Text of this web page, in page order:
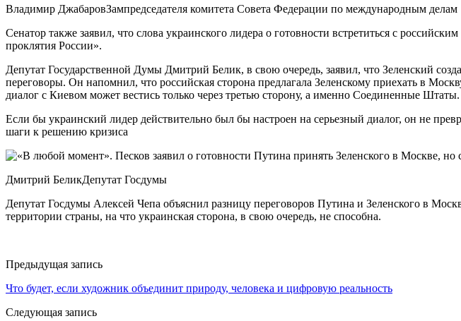
Владимир ДжабаровЗампредседателя комитета Совета Федерации по международным делам
Сенатор также заявил, что слова украинского лидера о готовности встретиться с
проклятия России».
Депутат Государственной Думы Дмитрий Белик, в свою очередь, заявил, что Зеленский
переговоры. Он напомнил, что российская сторона предлагала Зеленскому приехать в
диалог с Киевом может вестись только через третью сторону, а именно Соединенные Штаты.
Если бы украинский лидер действительно был бы настроен на серьезный диалог, он не
шаги к решению кризиса
Дмитрий БеликДепутат Госдумы
Депутат Госдумы Алексей Чепа объяснил разницу переговоров Путина и Зеленского в
территории страны, на что украинская сторона, в свою очередь, не способна.
Предыдущая запись
Что будет, если художник объединит природу, человека и цифровую реальность
Следующая запись